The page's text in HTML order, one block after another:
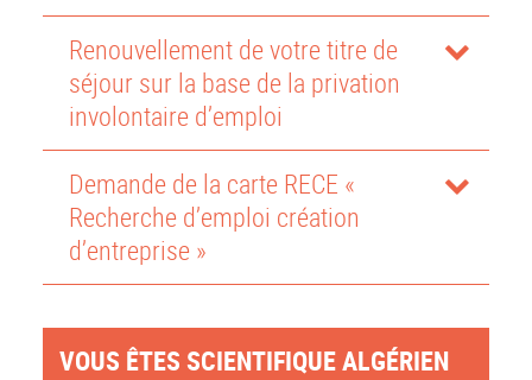
Renouvellement de votre titre de
séjour sur la base de la privation
involontaire d’emploi
Demande de la carte RECE «
Recherche d’emploi création
d’entreprise »
VOUS ÊTES SCIENTIFIQUE ALGÉRIEN